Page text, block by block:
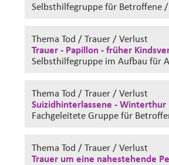
Selbsthilfegruppefür Betroffene /
Thema Tod / Trauer / Verlust
Trauer - Papillon - früher
Selbsthilfegruppe im Aufbau für
Thema Tod / Trauer / Verlust
Suizidhinterlassene - Winterthur
Fachgeleitete Gruppefür
Thema Tod / Trauer / Verlust
Trauer um eine nahestehende